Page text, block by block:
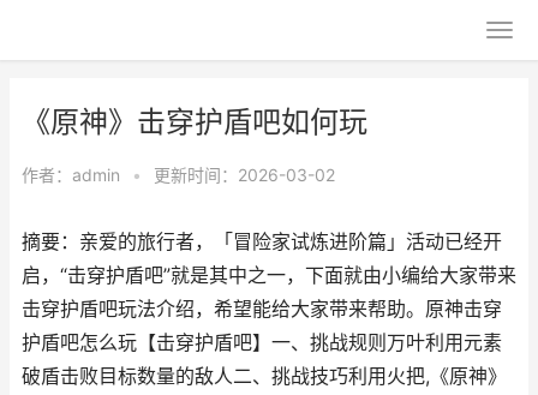
《原神》击穿护盾吧如何玩
作者： admin • 更新时间：2026-03-02
摘要：亲爱的旅行者，「冒险家试炼进阶篇」活动已经开
启，“击穿护盾吧”就是其中之一，下面就由小编给大家带来
击穿护盾吧玩法介绍，希望能给大家带来帮助。原神击穿
护盾吧怎么玩【击穿护盾吧】一、挑战规则万叶利用元素
破盾击败目标数量的敌人二、挑战技巧利用火把,《原神》